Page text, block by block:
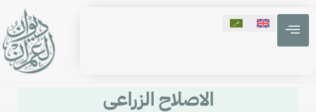
الاصلاح الزراعي